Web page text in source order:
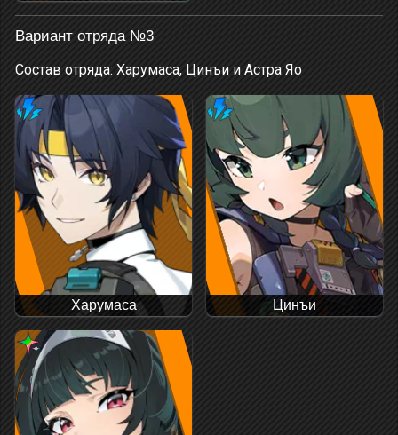
Вариант отряда №3
Состав отряда: Харумаса, Цинъи и Астра Яо
Харумаса Цинъи